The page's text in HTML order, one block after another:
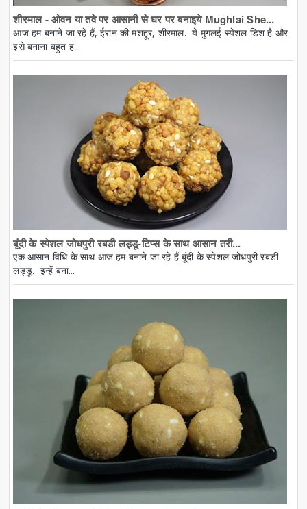
शीरमाल - ओवन या तवे पर आसानी से घर पर बनाइये Mughlai She...
आज हम बनाने जा रहे हैं, ईरान की मशहूर, शीरमाल. ये मुगलई स्पेशल डिश है और
इसे बनाना बहुत ह...
बूंदी के स्पेशल जोधपुरी रबडी लड्डू-टिप्स के साथ आसान तरी...
एक आसान विधि के साथ आज हम बनाने जा रहे हैं बूंदी के स्पेशल जोधपुरी रबडी
लड्डू. इन्हें बना...